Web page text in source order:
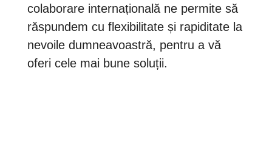
colaborare internațională ne permite să
răspundem cu flexibilitate și rapiditate la
nevoile dumneavoastră, pentru a vă
oferi cele mai bune soluții.